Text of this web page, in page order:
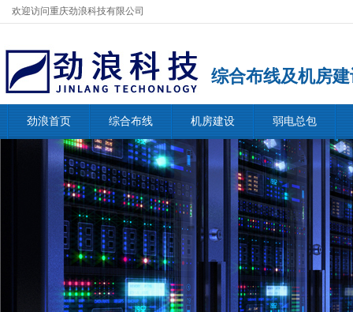
欢迎访问重庆劲浪科技有限公司
综合布线及机房
劲浪首页 综合布线 机房建设 弱电总包